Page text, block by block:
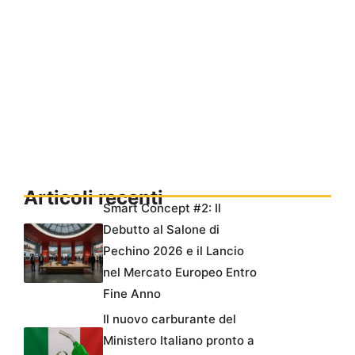
Articoli recentiSmart Concept #2: Il
Debutto al Salone di
Pechino 2026 e il Lancio
nel Mercato Europeo Entro
Fine Anno
Il nuovo carburante del
Ministero Italiano pronto a